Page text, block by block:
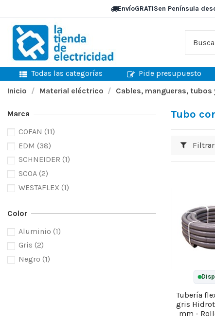
EnvíoGRATISen Península
Todas las categorías Pide presupuesto
Inicio
Material eléctrico Cables, mangueras, tubos
Tubo
Filtrar
Tubería
gris
mm -
Marca
COFAN (11)
EDM (38)
SCHNEIDER (1)
SCOA (2)
WESTAFLEX (1)
Color
Aluminio (1)
Gris (2)
Negro (1)